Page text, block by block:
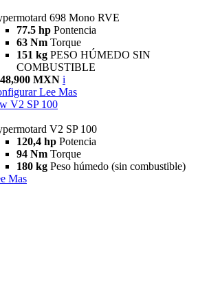
698 Mono RVE
77.5 hp Pontencia
63 Nm Torque
151 kg PESO HÚMEDO SIN
COMBUSTIBLE
MXN i
Lee Mas
V2 SP 100
V2 SP 100
120,4 hp Potencia
94 Nm Torque
180 kg Peso húmedo (sin combustible)
Mas